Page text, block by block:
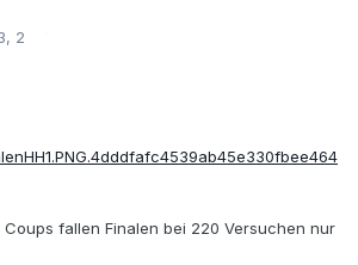
2023
fallen Finalen bei 220 Versuchen nur